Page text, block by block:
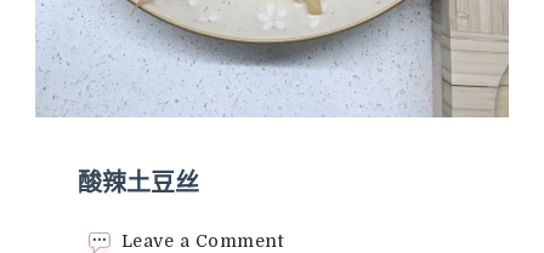
酸辣土豆丝
Leave a Commenton